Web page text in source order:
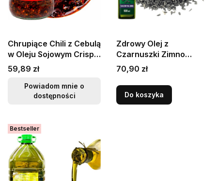
Chrupiące Chili z Cebulą
w Oleju Sojowym Crispy
Chilli 670g LAO GAN MA
Cena
59,89 zł
Powiadom mnie o
dostępności
Zdrowy Olej z
Czarnuszki Zimno
Tłoczony
Nierafinowany Omega3
500ml TARGROCH
Cena
70,90 zł
Do koszyka
Bestseller